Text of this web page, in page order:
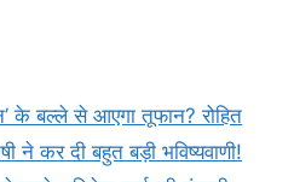
के बल्ले से आएगा तूफान? रोहित
ने कर दी बहुत बड़ी भविष्यवाणी!